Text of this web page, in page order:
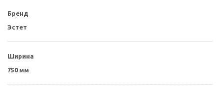
Бренд
Эстет
Ширина
750 мм